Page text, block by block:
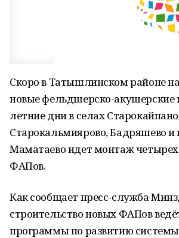
Скоро в Татышлинском районе
новые фельдшерско-акушерские
летние дни в селах
Старокальмиярово, Бадряшево и
Маматаево идет монтаж
ФАПов.
Как сообщает пресс-служба
строительство новых ФАПов
программы по развитию системы